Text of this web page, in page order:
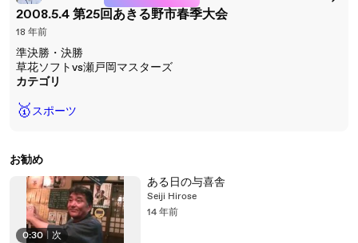
2008.5.4 第25回あきる野市春季大会
18 年前
準決勝・決勝
草花ソフトvs瀬戸岡マスターズ
カテゴリ
🥇スポーツ
お勧め
0:30 | 次
ある日の与喜舎
Seiji Hirose
14 年前